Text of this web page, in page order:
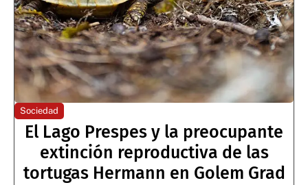
Sociedad
El Lago Prespes y la preocupante
extinción reproductiva de las
tortugas Hermann en Golem Grad